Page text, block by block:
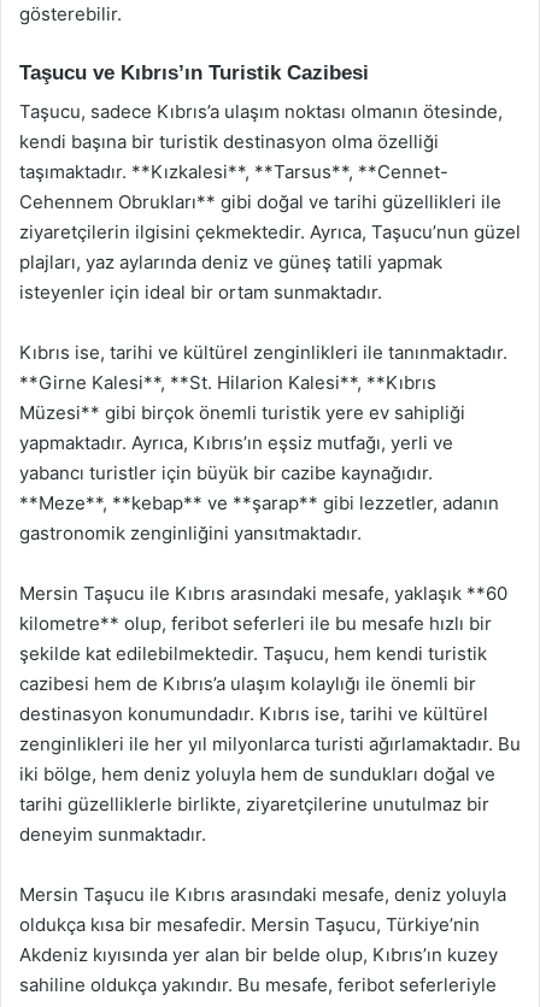
gösterebilir.
Taşucu ve Kıbrıs’ın Turistik Cazibesi
Taşucu, sadece Kıbrıs’a ulaşım noktası olmanın ötesinde,
kendi başına bir turistik destinasyon olma özelliği
taşımaktadır. **Kızkalesi**, **Tarsus**, **Cennet-
Cehennem Obrukları** gibi doğal ve tarihi güzellikleri ile
ziyaretçilerin ilgisini çekmektedir. Ayrıca, Taşucu’nun güzel
plajları, yaz aylarında deniz ve güneş tatili yapmak
isteyenler için ideal bir ortam sunmaktadır.
Kıbrıs ise, tarihi ve kültürel zenginlikleri ile tanınmaktadır.
**Girne Kalesi**, **St. Hilarion Kalesi**, **Kıbrıs
Müzesi** gibi birçok önemli turistik yere ev sahipliği
yapmaktadır. Ayrıca, Kıbrıs’ın eşsiz mutfağı, yerli ve
yabancı turistler için büyük bir cazibe kaynağıdır.
**Meze**, **kebap** ve **şarap** gibi lezzetler, adanın
gastronomik zenginliğini yansıtmaktadır.
Mersin Taşucu ile Kıbrıs arasındaki mesafe, yaklaşık **60
kilometre** olup, feribot seferleri ile bu mesafe hızlı bir
şekilde kat edilebilmektedir. Taşucu, hem kendi turistik
cazibesi hem de Kıbrıs’a ulaşım kolaylığı ile önemli bir
destinasyon konumundadır. Kıbrıs ise, tarihi ve kültürel
zenginlikleri ile her yıl milyonlarca turisti ağırlamaktadır. Bu
iki bölge, hem deniz yoluyla hem de sundukları doğal ve
tarihi güzelliklerle birlikte, ziyaretçilerine unutulmaz bir
deneyim sunmaktadır.
Mersin Taşucu ile Kıbrıs arasındaki mesafe, deniz yoluyla
oldukça kısa bir mesafedir. Mersin Taşucu, Türkiye’nin
Akdeniz kıyısında yer alan bir belde olup, Kıbrıs’ın kuzey
sahiline oldukça yakındır. Bu mesafe, feribot seferleriyle